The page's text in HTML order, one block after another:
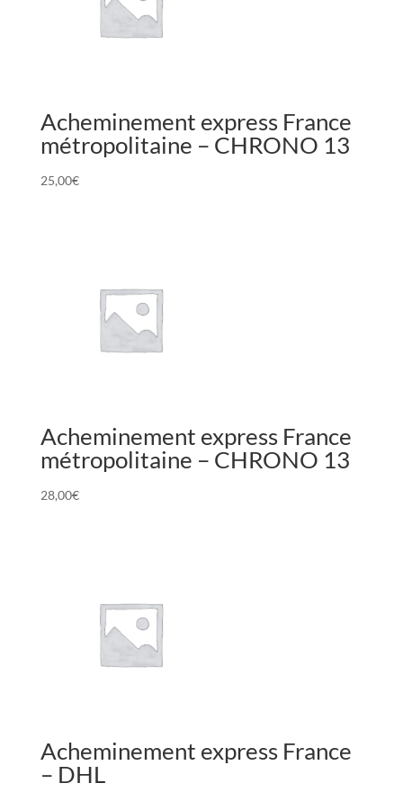
Acheminement express France
métropolitaine – CHRONO 13
25,00€
Acheminement express France
métropolitaine – CHRONO 13
28,00€
Acheminement express France
– DHL